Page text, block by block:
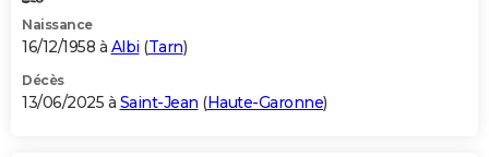
Naissance
16/12/1958 à Albi (Tarn)
Décès
13/06/2025 à Saint-Jean (Haute-Garonne)